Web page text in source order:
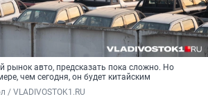
рынок авто, предсказать пока сложно. Но
чем сегодня, он будет китайским
/ VLADIVOSTOK1.RU